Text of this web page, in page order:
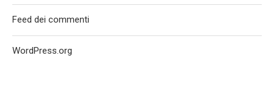
Feed dei commenti
WordPress.org